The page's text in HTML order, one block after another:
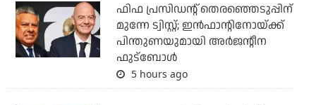
ഫിഫ പ്രസിഡന്റ് തെരഞ്ഞെടുപ്പിന്
മുന്നേ ട്വിസ്റ്റ്; ഇന്‍ഫാന്റിനോയ്ക്ക്
പിന്തുണയുമായി അര്‍ജന്റീന
ഫുട്‌ബോള്‍
5 hours ago